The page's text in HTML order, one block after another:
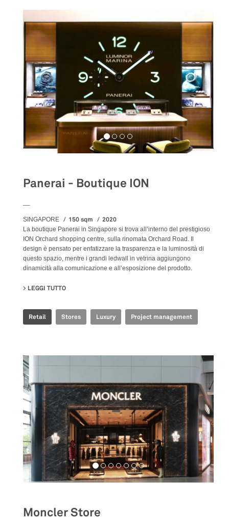
Panerai - Boutique ION
SINGAPORE 150 sqm 2020
La boutique Panerai in Singapore si trova all’interno del prestigioso
ION Orchard shopping centre, sulla rinomata Orchard Road. Il
design è pensato per enfatizzare la trasparenza e la luminosità di
questo spazio, mentre i grandi ledwall in vetrina aggiungono
dinamicità alla comunicazione e all’esposizione del prodotto.
LEGGI TUTTO
Retail Stores Luxury Project management
Moncler Store